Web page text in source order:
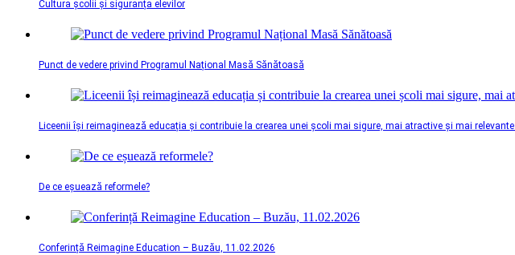
Cultura școlii și siguranța elevilor
Punct de vedere privind Programul Național Masă Sănătoasă
Liceenii își reimaginează educația și contribuie la crearea unei școli mai sigure, mai atractive și mai relevante
De ce eșuează reformele?
Conferință Reimagine Education – Buzău, 11.02.2026